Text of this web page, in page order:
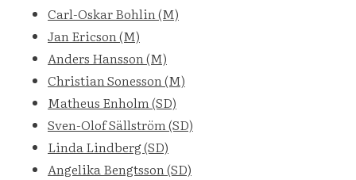
Carl-Oskar Bohlin (M)
Jan Ericson (M)
Anders Hansson (M)
Christian Sonesson (M)
Matheus Enholm (SD)
Sven-Olof Sällström (SD)
Linda Lindberg (SD)
Angelika Bengtsson (SD)